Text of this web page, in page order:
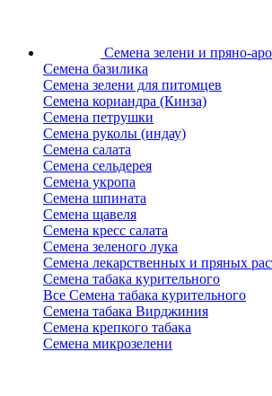
Семена зелени и пряно-
Семена базилика
Семена зелени для питомцев
Семена кориандра (Кинза)
Семена петрушки
Семена руколы (индау)
Семена салата
Семена сельдерея
Семена укропа
Семена шпината
Семена щавеля
Семена кресс салата
Семена зеленого лука
Семена лекарственных и пряных
Семена табака курительного
Все Семена табака курительного
Семена табака Вирджиния
Семена крепкого табака
Семена микрозелени